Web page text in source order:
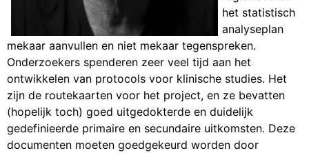
het statistisch
analyseplan
mekaar aanvullen en niet mekaar tegenspreken.
Onderzoekers spenderen zeer veel tijd aan het
ontwikkelen van protocols voor klinische studies. Het
zijn de routekaarten voor het project, en ze bevatten
(hopelijk toch) goed uitgedokterde en duidelijk
gedefinieerde primaire en secundaire uitkomsten. Deze
documenten moeten goedgekeurd worden door